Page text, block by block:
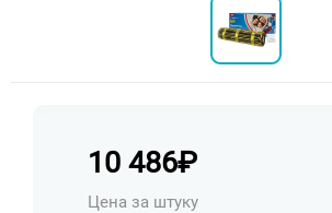
10 486₽
Цена за штуку